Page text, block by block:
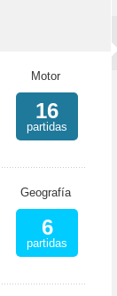
Motor
16
partidas
Geografía
6
partidas